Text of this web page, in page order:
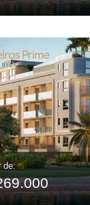
de: